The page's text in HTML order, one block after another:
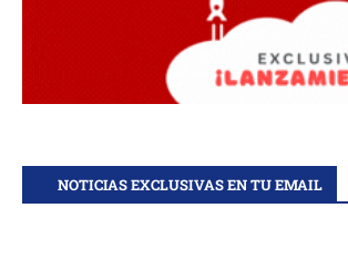
NOTICIAS EXCLUSIVAS EN TU EMAIL